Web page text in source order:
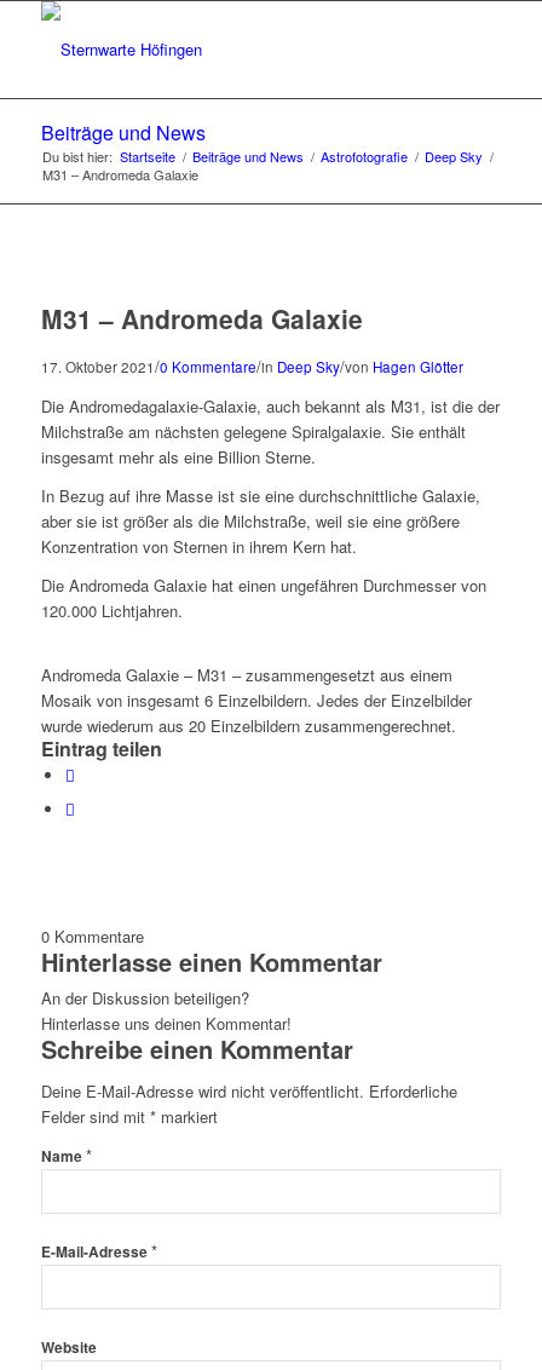
Beiträge und News
Du bist hier: Startseite / Beiträge und News / Astrofotografie / Deep Sky /
M31 – Andromeda Galaxie
M31 – Andromeda Galaxie
17. Oktober 2021/0 Kommentare/in Deep Sky/von Hagen Glötter
Die Andromedagalaxie-Galaxie, auch bekannt als M31, ist die der
Milchstraße am nächsten gelegene Spiralgalaxie. Sie enthält
insgesamt mehr als eine Billion Sterne.
In Bezug auf ihre Masse ist sie eine durchschnittliche Galaxie,
aber sie ist größer als die Milchstraße, weil sie eine größere
Konzentration von Sternen in ihrem Kern hat.
Die Andromeda Galaxie hat einen ungefähren Durchmesser von
120.000 Lichtjahren.
Andromeda Galaxie – M31 – zusammengesetzt aus einem
Mosaik von insgesamt 6 Einzelbildern. Jedes der Einzelbilder
wurde wiederum aus 20 Einzelbildern zusammengerechnet.
Eintrag teilen
0 Kommentare
Hinterlasse einen Kommentar
An der Diskussion beteiligen?
Hinterlasse uns deinen Kommentar!
Schreibe einen Kommentar
Deine E-Mail-Adresse wird nicht veröffentlicht. Erforderliche
Felder sind mit *markiert
Name*
E-Mail-Adresse*
Website